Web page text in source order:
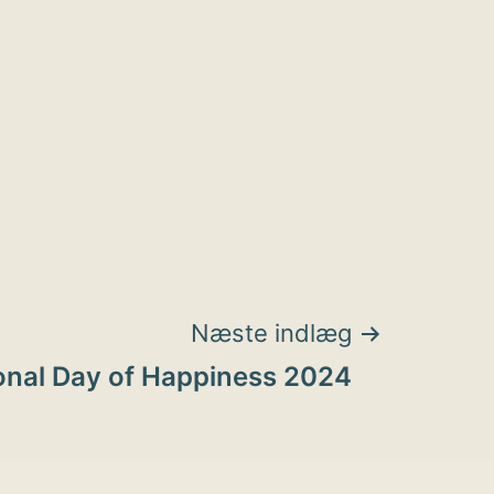
Næste indlæg
Day of Happiness 2024